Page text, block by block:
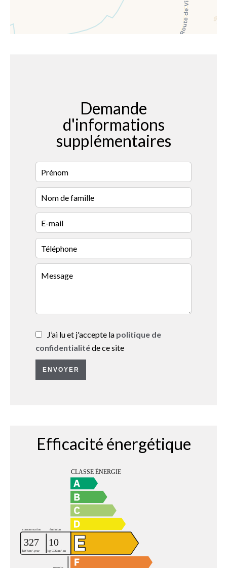
Demande
d'informations
supplémentaires
J’ai lu et j'accepte la politique de
confidentialitéde ce site
ENVOYER
Efficacité énergétique